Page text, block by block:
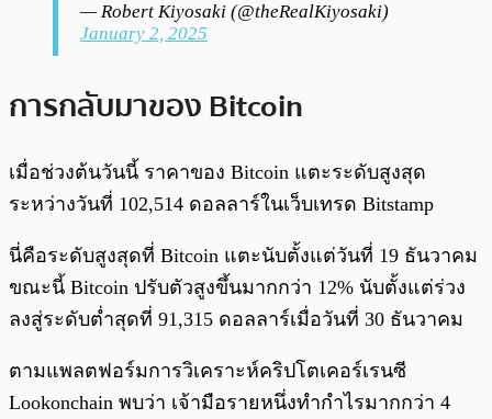
— Robert Kiyosaki (@theRealKiyosaki)
January 2, 2025
การกลับมาของ Bitcoin
เมื่อช่วงต้นวันนี้ ราคาของ Bitcoin แตะระดับสูงสุด
ระหว่างวันที่ 102,514 ดอลลาร์ในเว็บเทรด Bitstamp
นี่คือระดับสูงสุดที่ Bitcoin แตะนับตั้งแต่วันที่ 19 ธันวาคม
ขณะนี้ Bitcoin ปรับตัวสูงขึ้นมากกว่า 12% นับตั้งแต่ร่วง
ลงสู่ระดับต่ำสุดที่ 91,315 ดอลลาร์เมื่อวันที่ 30 ธันวาคม
ตามแพลตฟอร์มการวิเคราะห์คริปโตเคอร์เรนซี
Lookonchain พบว่า เจ้ามือรายหนึ่งทำกำไรมากกว่า 4